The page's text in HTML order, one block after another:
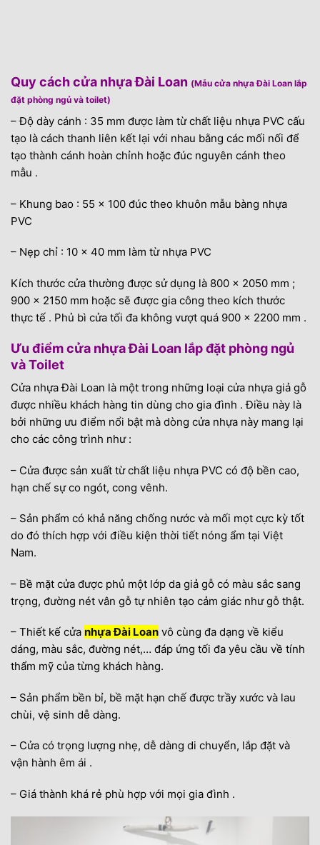
Quy cách cửa nhựa Đài Loan (Mẫu cửa nhựa Đài Loan lắp
đặt phòng ngủ và toilet)
– Độ dày cánh : 35 mm được làm từ chất liệu nhựa PVC cấu
tạo là cách thanh liên kết lại với nhau bằng các mối nối để
tạo thành cánh hoàn chỉnh hoặc đúc nguyên cánh theo
mẫu .
– Khung bao : 55 x 100 đúc theo khuôn mẫu bàng nhựa
PVC
– Nẹp chỉ : 10 x 40 mm làm từ nhựa PVC
Kích thước cửa thường được sử dụng là 800 x 2050 mm ;
900 x 2150 mm hoặc sẽ được gia công theo kích thước
thực tế . Phủ bì cửa tối đa không vượt quá 900 x 2200 mm .
Ưu điểm cửa nhựa Đài Loan lắp đặt phòng ngủ
và Toilet
Cửa nhựa Đài Loan là một trong những loại cửa nhựa giả gỗ
được nhiều khách hàng tin dùng cho gia đình . Điều này là
bởi những ưu điểm nổi bật mà dòng cửa nhựa này mang lại
cho các công trình như :
– Cửa được sản xuất từ chất liệu nhựa PVC có độ bền cao,
hạn chế sự co ngót, cong vênh.
– Sản phẩm có khả năng chống nước và mối mọt cực kỳ tốt
do đó thích hợp với điều kiện thời tiết nóng ẩm tại Việt
Nam.
– Bề mặt cửa được phủ một lớp da giả gỗ có màu sắc sang
trọng, đường nét vân gỗ tự nhiên tạo cảm giác như gỗ thật.
– Thiết kế cửa nhựa Đài Loan vô cùng đa dạng về kiểu
dáng, màu sắc, đường nét,… đáp ứng tối đa yêu cầu về tính
thẩm mỹ của từng khách hàng.
– Sản phẩm bền bỉ, bề mặt hạn chế được trầy xước và lau
chùi, vệ sinh dễ dàng.
– Cửa có trọng lượng nhẹ, dễ dàng di chuyển, lắp đặt và
vận hành êm ái .
– Giá thành khá rẻ phù hợp với mọi gia đình .